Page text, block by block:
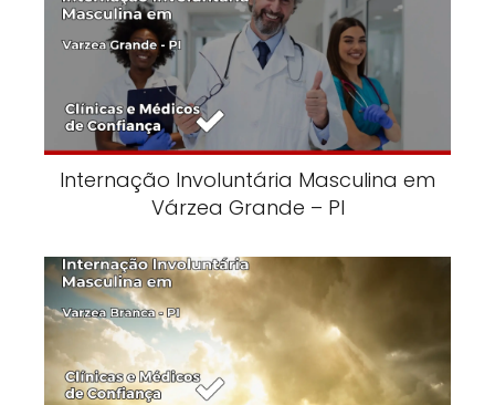
Internação Involuntária Masculina em
Várzea Grande – PI